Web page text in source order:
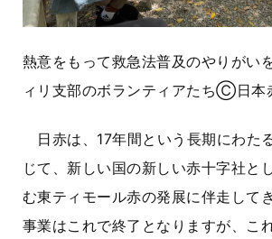
熱意をもって救急法普及のやりがい
ィリ支部のボランティアたちⒸ日本
日赤は、17年間という長期にわた
じて、新しい国の新しい赤十字社と
む東ティモール赤の発展に伴走して
事業はこれで終了となりますが、こ